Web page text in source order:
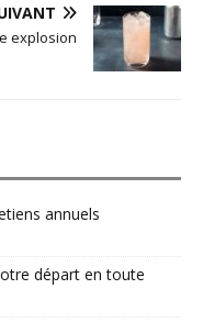
explosion
annuels
départ en toute